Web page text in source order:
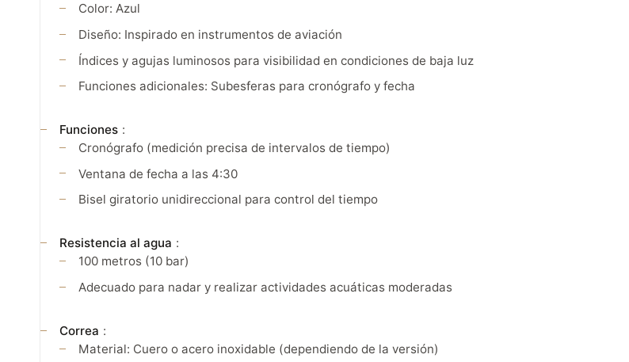
Color: Azul
Diseño: Inspirado en instrumentos de aviación
Índices y agujas luminosos para visibilidad en condiciones de baja luz
Funciones adicionales: Subesferas para cronógrafo y fecha
Funciones :
Cronógrafo (medición precisa de intervalos de tiempo)
Ventana de fecha a las 4:30
Bisel giratorio unidireccional para control del tiempo
Resistencia al agua :
100 metros (10 bar)
Adecuado para nadar y realizar actividades acuáticas moderadas
Correa :
Material: Cuero o acero inoxidable (dependiendo de la versión)